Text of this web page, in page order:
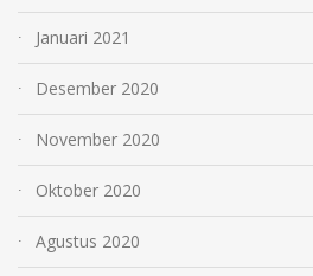
Januari 2021
Desember 2020
November 2020
Oktober 2020
Agustus 2020